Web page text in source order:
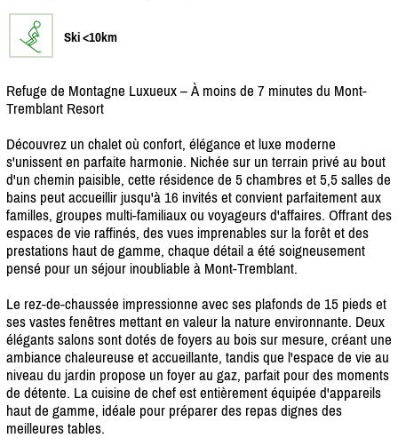
Ski <10km
Refuge de Montagne Luxueux – À moins de 7 minutes du Mont-
Tremblant Resort
Découvrez un chalet où confort, élégance et luxe moderne
s'unissent en parfaite harmonie. Nichée sur un terrain privé au bout
d'un chemin paisible, cette résidence de 5 chambres et 5,5 salles de
bains peut accueillir jusqu'à 16 invités et convient parfaitement aux
familles, groupes multi-familiaux ou voyageurs d'affaires. Offrant des
espaces de vie raffinés, des vues imprenables sur la forêt et des
prestations haut de gamme, chaque détail a été soigneusement
pensé pour un séjour inoubliable à Mont-Tremblant.
Le rez-de-chaussée impressionne avec ses plafonds de 15 pieds et
ses vastes fenêtres mettant en valeur la nature environnante. Deux
élégants salons sont dotés de foyers au bois sur mesure, créant une
ambiance chaleureuse et accueillante, tandis que l'espace de vie au
niveau du jardin propose un foyer au gaz, parfait pour des moments
de détente. La cuisine de chef est entièrement équipée d'appareils
haut de gamme, idéale pour préparer des repas dignes des
meilleures tables.